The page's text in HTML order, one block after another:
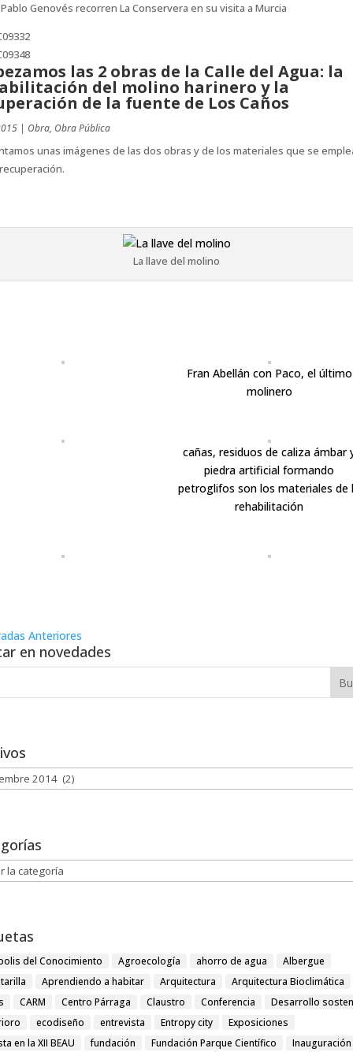
Pablo Genovés recorren La Conservera en su visita a Murcia
las 2 obras de la Calle del Agua: la
del molino harinero y la
de la fuente de Los Caños
| Obra, Obra Pública
unas imágenes de las dos obras y de los materiales que se
La llave del molino
Fran Abellán con Paco, el último
molinero
cañas, residuos de caliza ámbar
piedra artificial formando
petroglifos son los materiales de
rehabilitación
Anteriores
en novedades
del Conocimiento Agroecología ahorro de agua
Albergue
Aprendiendo a habitar Arquitectura
Arquitectura Bioclimática
CARM Centro Párraga Claustro Conferencia
Desarrollo
ecodiseño entrevista Entropy city
Exposiciones
en la XII BEAU
fundación Fundación Parque Científico
Inauguración